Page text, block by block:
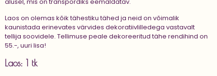
Laos on olemas kõik tähestiku tähed ja neid on võimalik
kaunistada erinevates värvides dekoratiivlilledega vastavalt
tellija soovidele. Tellimuse peale dekoreeritud tähe rendihind on
55.-, uuri lisa!
Laos: 1 tk